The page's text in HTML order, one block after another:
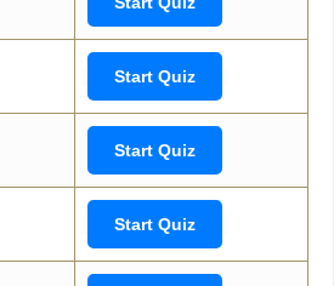
Start Quiz
Start Quiz
Start Quiz